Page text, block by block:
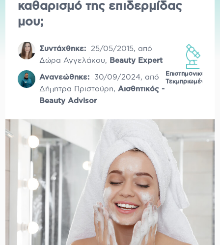
καθαρισμό της επιδερμίδας
μου;
Συντάχθηκε: 25/05/2015, από
Δώρα Αγγελάκου, Beauty Expert
Ανανεώθηκε: 30/09/2024, από
Δήμητρα Πριστούρη,Αισθητικός -
Beauty Advisor
Επιστημονικά
Τεκμηριωμένο